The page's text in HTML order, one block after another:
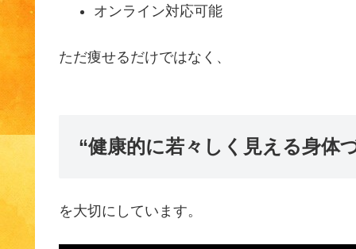
オンライン対応可能
ただ痩せるだけではなく、
“健康的に若々しく見える身体
を大切にしています。